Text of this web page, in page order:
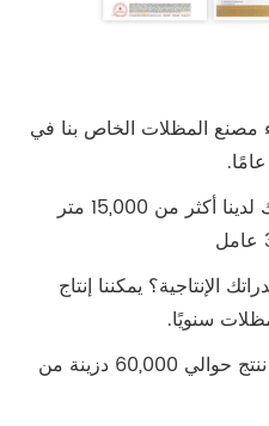
مصنع المظلات الخاص بنا في
2. ما هو حجم المصنع الخاص بك لدينا أكثر من 15,000 متر
الإنتاجية؟ يمكننا إنتاج
4. ماذا عن إنتاجك شهريا؟ نحن ننتج حوالي 60,000 دزينة من